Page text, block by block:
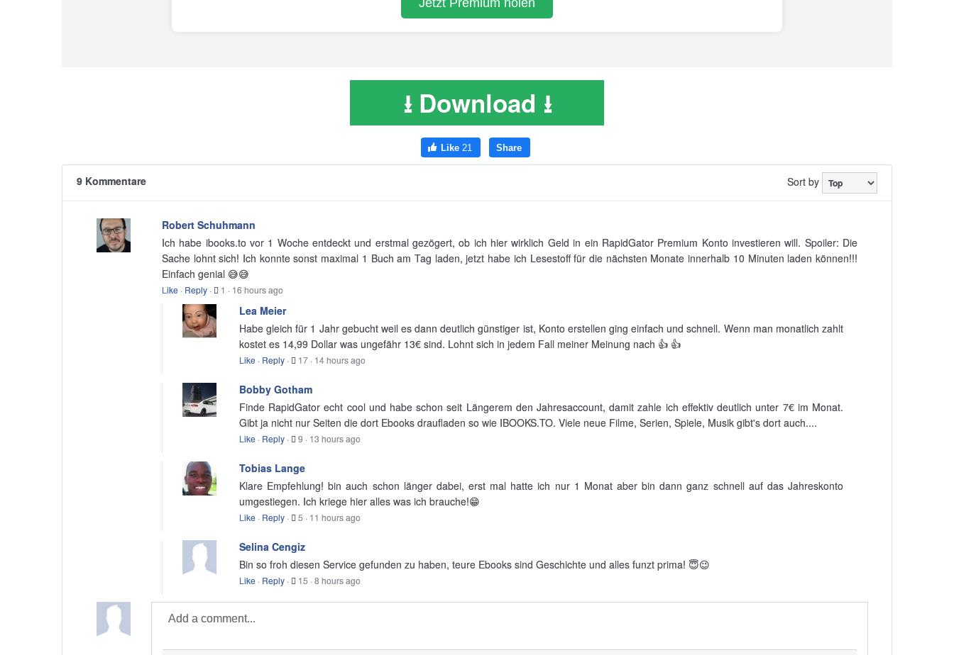
⭳ Download ⭳
9 Kommentare Sort by
Robert Schuhmann
Ich habe ibooks.to vor 1 Woche entdeckt und erstmal gezögert, ob ich hier wirklich Geld in ein RapidGator Premium Konto investieren will. Spoiler: Die
Sache lohnt sich! Ich konnte sonst maximal 1 Buch am Tag laden, jetzt habe ich Lesestoff für die nächsten Monate innerhalb 10 Minuten laden können!!!
Einfach genial 😅😅
Like · Reply · 1 · 16 hours ago
Lea Meier
Habe gleich für 1 Jahr gebucht weil es dann deutlich günstiger ist, Konto erstellen ging einfach und schnell. Wenn man monatlich zahlt
kostet es 14,99 Dollar was ungefähr 13€ sind. Lohnt sich in jedem Fall meiner Meinung nach 👍 👍
Like · Reply · 17 · 14 hours ago
Bobby Gotham
Finde RapidGator echt cool und habe schon seit Längerem den Jahresaccount, damit zahle ich effektiv deutlich unter 7€ im Monat.
Gibt ja nicht nur Seiten die dort Ebooks draufladen so wie IBOOKS.TO. Viele neue Filme, Serien, Spiele, Musik gibt's dort auch....
Like · Reply · 9 · 13 hours ago
Tobias Lange
Klare Empfehlung! bin auch schon länger dabei, erst mal hatte ich nur 1 Monat aber bin dann ganz schnell auf das Jahreskonto
umgestiegen. Ich kriege hier alles was ich brauche!😁
Like · Reply · 5 · 11 hours ago
Selina Cengiz
Bin so froh diesen Service gefunden zu haben, teure Ebooks sind Geschichte und alles funzt prima! 😇😉
Like · Reply · 15 ·8 hours ago